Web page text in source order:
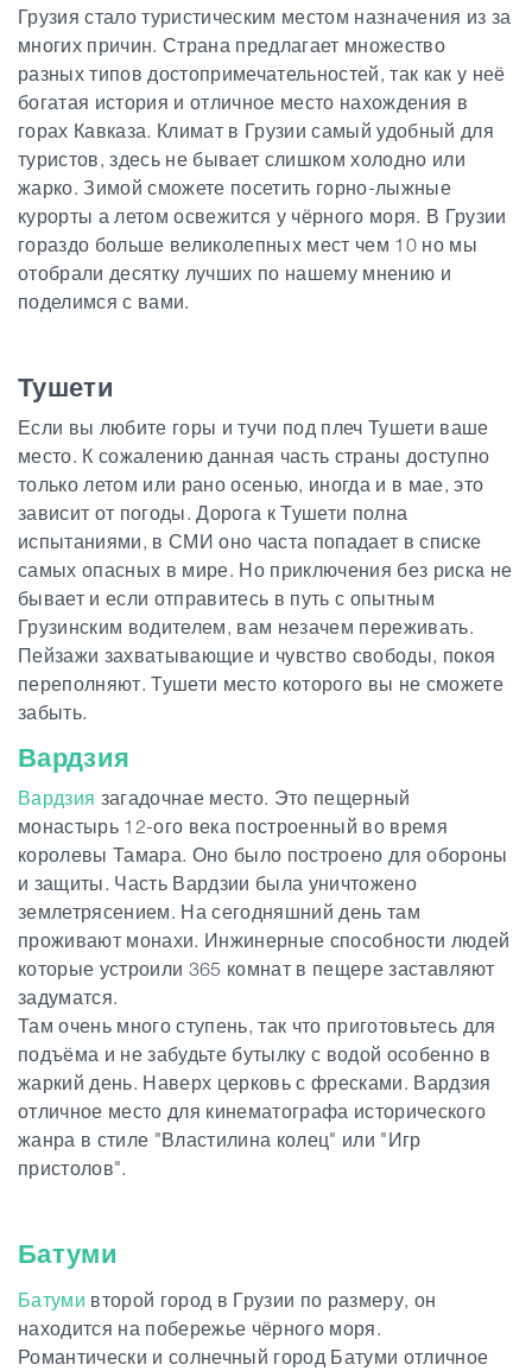
Статьи
Транспорт
События
Грузия
Грузия стало туристическим местом назначения из за
многих причин. Страна предлагает множество
разных типов достопримечательностей, так как у неё
богатая история и отличное место нахождения в
горах Кавказа. Климат в Грузии самый удобный для
туристов, здесь не бывает слишком холодно или
жарко. Зимой сможете посетить горно-лыжные
курорты а летом освежится у чёрного моря. В Грузии
гораздо больше великолепных мест чем 10 но мы
отобрали десятку лучших по нашему мнению и
поделимся с вами.
Тушети
Если вы любите горы и тучи под плеч Тушети ваше
место. К сожалению данная часть страны доступно
только летом или рано осенью, иногда и в мае, это
зависит от погоды. Дорога к Тушети полна
испытаниями, в СМИ оно часта попадает в списке
самых опасных в мире. Но приключения без риска не
бывает и если отправитесь в путь с опытным
Грузинским водителем, вам незачем переживать.
Пейзажи захватывающие и чувство свободы, покоя
переполняют. Тушети место которого вы не сможете
забыть.
Вардзия
Вардзия загадочнае место. Это пещерный
монастырь 12-ого века построенный во время
королевы Тамара. Оно было построено для обороны
и защиты. Часть Вардзии была уничтожено
землетрясением. На сегодняшний день там
проживают монахи. Инжинерные способности людей
которые устроили 365 комнат в пещере заставляют
задуматся.
Там очень много ступень, так что приготовьтесь для
подъёма и не забудьте бутылку с водой особенно в
жаркий день. Наверх церковь с фресками. Вардзия
отличное место для кинематографа исторического
жанра в стиле "Властилина колец" или "Игр
пристолов".
Батуми
Батуми второй город в Грузии по размеру, он
находится на побережье чёрного моря.
Романтически и солнечный город Батуми отличное